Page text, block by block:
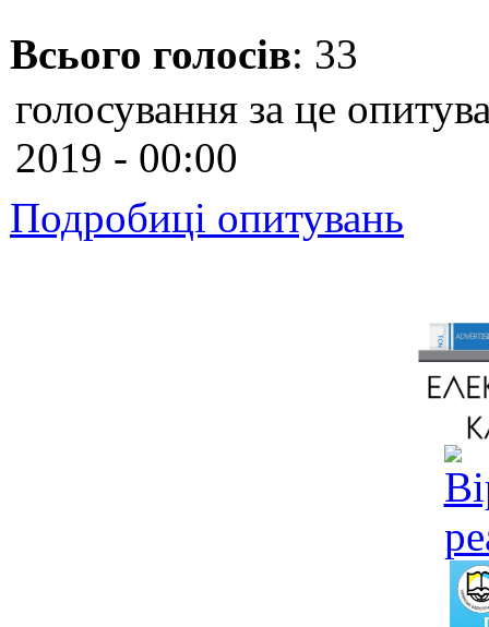
Всього голосів: 33
голосування за це
2019 - 00:00
Подробиці опитувань